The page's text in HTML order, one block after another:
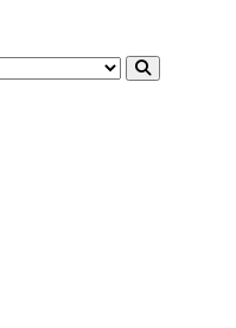
книги, учебники на